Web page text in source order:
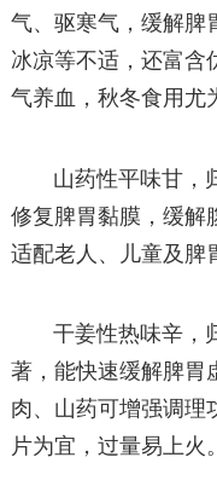
气、驱寒气，缓解脾
冰凉等不适，还富含
气养血，秋冬食用尤
山药性平味甘，
修复脾胃黏膜，缓解
适配老人、儿童及脾
干姜性热味辛，
著，能快速缓解脾胃
肉、山药可增强调理
片为宜，过量易上火。